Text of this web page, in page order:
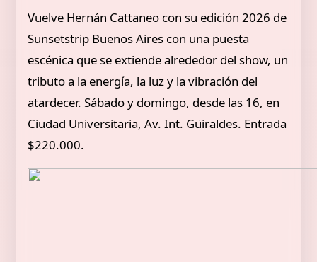
Vuelve Hernán Cattaneo con su edición 2026 de
Sunsetstrip Buenos Aires con una puesta
escénica que se extiende alrededor del show, un
tributo a la energía, la luz y la vibración del
atardecer. Sábado y domingo, desde las 16, en
Ciudad Universitaria, Av. Int. Güiraldes. Entrada
$220.000.